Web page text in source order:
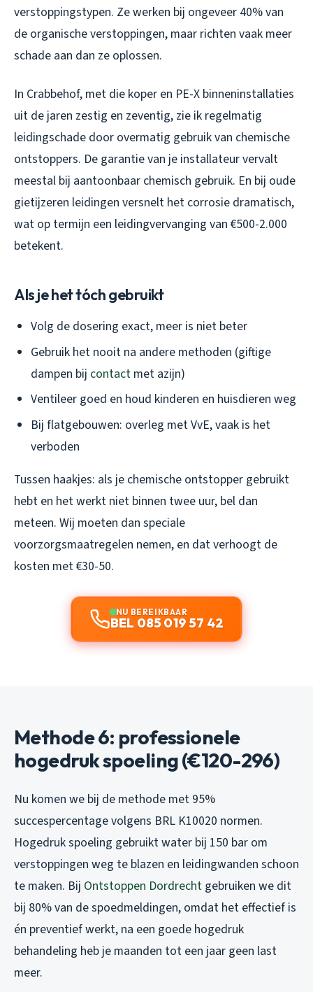
verstoppingstypen. Ze werken bij ongeveer 40% van
de organische verstoppingen, maar richten vaak meer
schade aan dan ze oplossen.
In Crabbehof, met die koper en PE-X binneninstallaties
uit de jaren zestig en zeventig, zie ik regelmatig
leidingschade door overmatig gebruik van chemische
ontstoppers. De garantie van je installateur vervalt
meestal bij aantoonbaar chemisch gebruik. En bij oude
gietijzeren leidingen versnelt het corrosie dramatisch,
wat op termijn een leidingvervanging van €500-2.000
betekent.
Als je het tóch gebruikt
Volg de dosering exact, meer is niet beter
Gebruik het nooit na andere methoden (giftige
dampen bij contact met azijn)
Ventileer goed en houd kinderen en huisdieren weg
Bij flatgebouwen: overleg met VvE, vaak is het
verboden
Tussen haakjes: als je chemische ontstopper gebruikt
hebt en het werkt niet binnen twee uur, bel dan
meteen. Wij moeten dan speciale
voorzorgsmaatregelen nemen, en dat verhoogt de
kosten met €30-50.
NU BEREIKBAAR
BEL 085 019 57 42
Methode 6: professionele
hogedruk spoeling (€120-296)
Nu komen we bij de methode met 95%
succespercentage volgens BRL K10020 normen.
Hogedruk spoeling gebruikt water bij 150 bar om
verstoppingen weg te blazen en leidingwanden schoon
te maken. Bij Ontstoppen Dordrecht gebruiken we dit
bij 80% van de spoedmeldingen, omdat het effectief is
én preventief werkt, na een goede hogedruk
behandeling heb je maanden tot een jaar geen last
meer.